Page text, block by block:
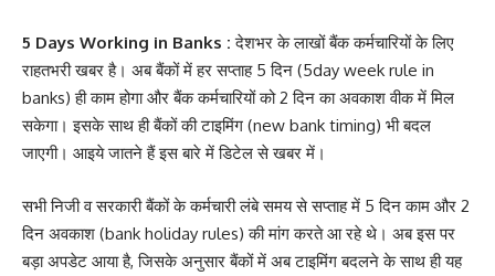
5 Days Working in Banks :देशभर के लाखों बैंक कर्मचारियों के लिए
राहतभरी खबर है। अब बैंकों में हर सप्ताह 5 दिन (5day week rule in
banks) ही काम होगा और बैंक कर्मचारियों को 2 दिन का अवकाश वीक में मिल
सकेगा। इसके साथ ही बैंकों की टाइमिंग (new bank timing) भी बदल
जाएगी। आइये जातने हैं इस बारे में डिटेल से खबर में।
सभी निजी व सरकारी बैंकों के कर्मचारी लंबे समय से सप्ताह में 5 दिन काम और 2
दिन अवकाश (bank holiday rules) की मांग करते आ रहे थे। अब इस पर
बड़ा अपडेट आया है, जिसके अनुसार बैंकों में अब टाइमिंग बदलने के साथ ही यह